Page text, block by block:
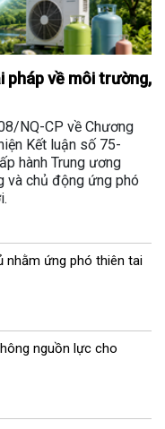
pháp về môi trường,
NQ-CP về Chương
Kết luận số 75-
hành Trung ương
và chủ động ứng phó
nhằm ứng phó thiên tai
nguồn lực cho